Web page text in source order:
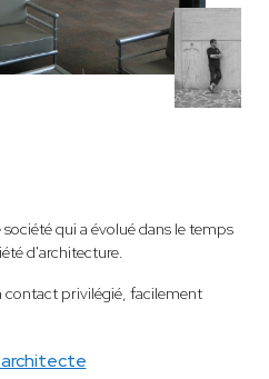
architecte
société qui a évolué dans le temps
d'architecture.
contact privilégié, facilement